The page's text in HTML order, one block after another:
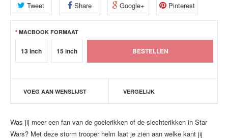
Tweet Share Google+ Pinterest
MACBOOK FORMAAT
13 inch 15 inch
VOEG AAN WENSLIJST VERGELIJK
Was jij meer een fan van de goeierikken of de slechterikken in Star
Wars? Met deze storm trooper helm laat je zien aan welke kant jij